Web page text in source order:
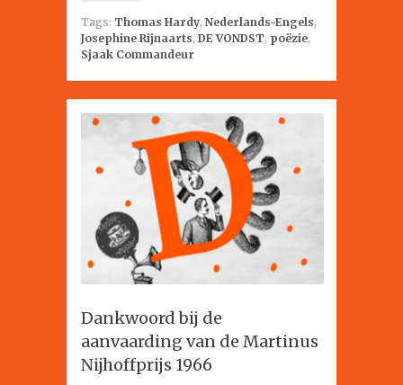
Tags: Thomas Hardy, Nederlands-Engels,
Josephine Rijnaarts, DE VONDST, poëzie,
Sjaak Commandeur
Dankwoord bij de
aanvaarding van de Martinus
Nijhoffprijs 1966